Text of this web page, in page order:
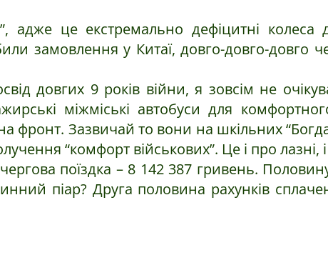
адже це екстремально дефіцитні колеса
замовлення у Китаї, довго-довго-довго
довгих 9 років війни, я зовсім не
міжміські автобуси для
фронт. Зазвичай то вони на шкільних
“комфорт військових”. Це і про лазні,
поїздка – 8 142 387 гривень.
піар? Друга половина рахунків